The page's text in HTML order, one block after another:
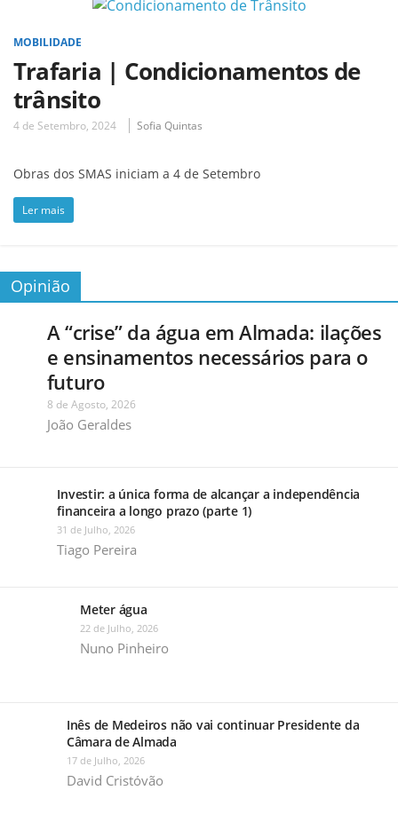
MOBILIDADE
Trafaria | Condicionamentos de
trânsito
4 de Setembro, 2024 Sofia Quintas
Obras dos SMAS iniciam a 4 de Setembro
Ler mais
Opinião
A “crise” da água em Almada: ilações
e ensinamentos necessários para o
futuro
8 de Agosto, 2026
João Geraldes
Investir: a única forma de alcançar a independência
financeira a longo prazo (parte 1)
31 de Julho, 2026
Tiago Pereira
Meter água
22 de Julho, 2026
Nuno Pinheiro
Inês de Medeiros não vai continuar Presidente da
Câmara de Almada
17 de Julho, 2026
David Cristóvão